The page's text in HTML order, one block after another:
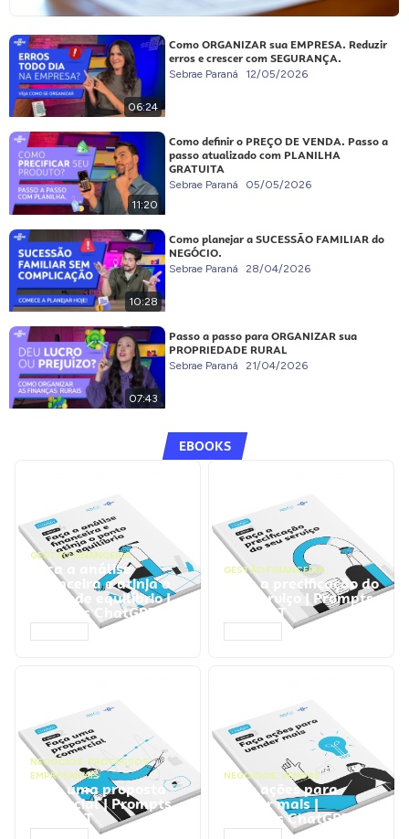
06:24
Como ORGANIZAR sua EMPRESA. Reduzir
erros e crescer com SEGURANÇA.
Sebrae Paraná 12/05/2026
11:20
Como definir o PREÇO DE VENDA. Passo a
passo atualizado com PLANILHA
GRATUITA
Sebrae Paraná 05/05/2026
10:28
Como planejar a SUCESSÃO FAMILIAR do
NEGÓCIO.
Sebrae Paraná 28/04/2026
07:43
Passo a passo para ORGANIZAR sua
PROPRIEDADE RURAL
Sebrae Paraná 21/04/2026
EBOOKS
GESTÃO FINANCEIRA
Faça a análise
financeira e atinja o
ponto de equilíbrio |
Prompts ChatGPT
GESTÃO FINANCEIRA
Faça a precificação do
seu serviço | Prompts
ChatGPT
NEGÓCIOS, PROCESSOS
EMPRESARIAIS
Faça uma proposta
comercial | Prompts
ChatGPT
NEGÓCIOS, VENDAS
Faça ações para
vender mais |
Prompts ChatGPT